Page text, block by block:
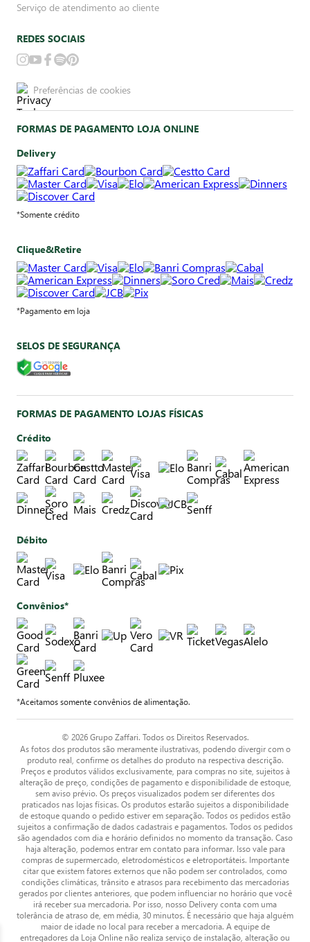
Serviço de atendimento ao cliente
REDES SOCIAIS
Preferências de cookies
FORMAS DE PAGAMENTO LOJA ONLINE
Delivery
*Somente crédito
Clique&Retire
*Pagamento em loja
SELOS DE SEGURANÇA
FORMAS DE PAGAMENTO LOJAS FÍSICAS
Crédito
Débito
Convênios*
*Aceitamos somente convênios de alimentação.
© 2026 Grupo Zaffari. Todos os Direitos Reservados.
As fotos dos produtos são meramente ilustrativas, podendo divergir com o
produto real, confirme os detalhes do produto na respectiva descrição.
Preços e produtos válidos exclusivamente, para compras no site, sujeitos à
alteração de preço, condições de pagamento e disponibilidade de estoque,
sem aviso prévio. Os preços visualizados podem ser diferentes dos
praticados nas lojas físicas. Os produtos estarão sujeitos a disponibilidade
de estoque quando o pedido estiver em separação. Todos os pedidos estão
sujeitos a confirmação de dados cadastrais e pagamentos. Todos os pedidos
são agendados com dia e horário definidos no momento da transação. Caso
haja alteração, podemos entrar em contato para informar. Isso vale para
compras de supermercado, eletrodomésticos e eletroportáteis. Importante
citar que existem fatores externos que não podem ser controlados, como
condições climáticas, trânsito e atrasos para recebimento das mercadorias
gerados por clientes anteriores, que podem influenciar no horário que você
irá receber sua mercadoria. Por isso, nosso Delivery conta com uma
tolerância de atraso de, em média, 30 minutos. É necessário que haja alguém
maior de idade no local para receber a mercadoria. A equipe de
entregadores da Loja Online não realiza serviço de instalação, alteração ou